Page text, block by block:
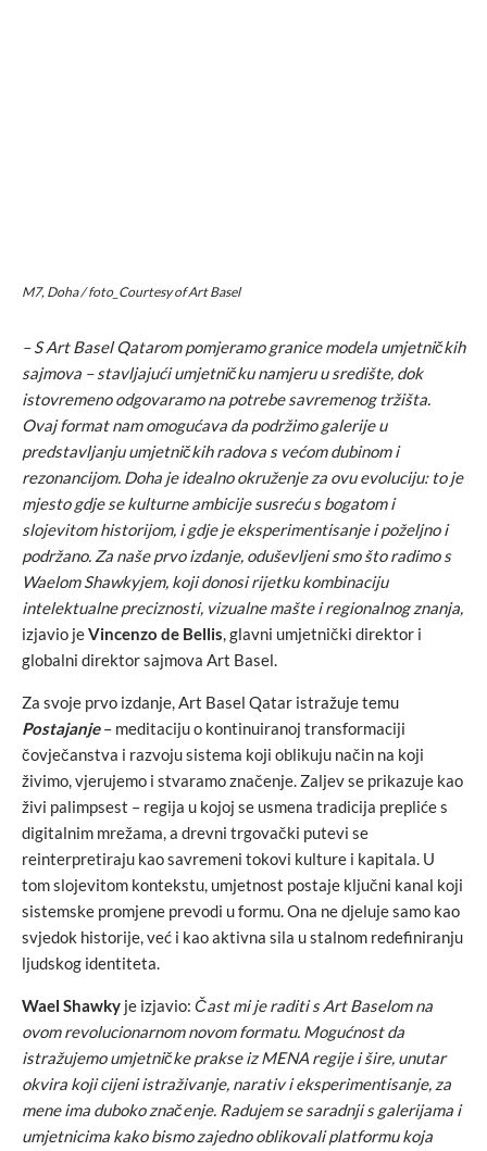
M7, Doha / foto_Courtesy of Art Basel
– S Art Basel Qatarom pomjeramo granice modela umjetničkih
sajmova – stavljajući umjetničku namjeru u središte, dok
istovremeno odgovaramo na potrebe savremenog tržišta.
Ovaj format nam omogućava da podržimo galerije u
predstavljanju umjetničkih radova s većom dubinom i
rezonancijom. Doha je idealno okruženje za ovu evoluciju: to je
mjesto gdje se kulturne ambicije susreću s bogatom i
slojevitom historijom, i gdje je eksperimentisanje i poželjno i
podržano. Za naše prvo izdanje, oduševljeni smo što radimo s
Waelom Shawkyjem, koji donosi rijetku kombinaciju
intelektualne preciznosti, vizualne mašte i regionalnog znanja,
izjavio jeVincenzo de Bellis, glavni umjetnički direktor i
globalni direktor sajmova Art Basel.
Za svoje prvo izdanje, Art Basel Qatar istražuje temu
Postajanje– meditaciju o kontinuiranoj transformaciji
čovječanstva i razvoju sistema koji oblikuju način na koji
živimo, vjerujemo i stvaramo značenje. Zaljev se prikazuje kao
živi palimpsest – regija u kojoj se usmena tradicija prepliće s
digitalnim mrežama, a drevni trgovački putevi se
reinterpretiraju kao savremeni tokovi kulture i kapitala. U
tom slojevitom kontekstu, umjetnost postaje ključni kanal koji
sistemske promjene prevodi u formu. Ona ne djeluje samo kao
svjedok historije, već i kao aktivna sila u stalnom redefiniranju
ljudskog identiteta.
Wael Shawky je izjavio: Čast mi je raditi s Art Baselom na
ovom revolucionarnom novom formatu. Mogućnost da
istražujemo umjetničke prakse iz MENA regije i šire, unutar
okvira koji cijeni istraživanje, narativ i eksperimentisanje, za
mene ima duboko značenje. Radujem se saradnji s galerijama i
umjetnicima kako bismo zajedno oblikovali platformu koja